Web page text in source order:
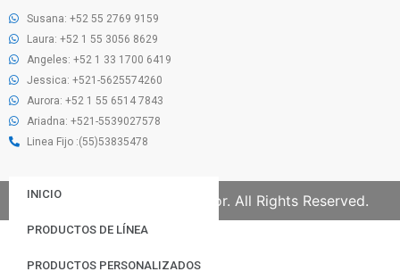
Susana: +52 55 2769 9159
Laura: +52 1 55 3056 8629
Angeles: +52 1 33 1700 6419
Jessica: +521-5625574260
Aurora: +52 1 55 6514 7843
Ariadna: +521-5539027578
Linea Fijo :(55)53835478
INICIO
PRODUCTOS DE LÍNEA
PRODUCTOS PERSONALIZADOS
© 2023 | Swiss Pac Ecuador. All Rights Reserved.